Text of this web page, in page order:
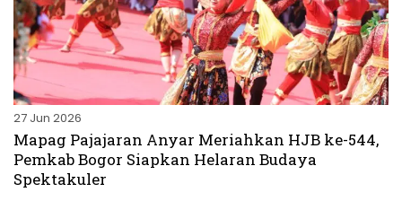
27 Jun 2026
Mapag Pajajaran Anyar Meriahkan HJB ke-544,
Pemkab Bogor Siapkan Helaran Budaya
Spektakuler